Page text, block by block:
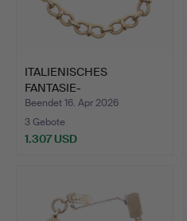
ITALIENISCHES
FANTASIE-
GLIEDERARMBAND AUS …
Beendet 16. Apr 2026
3 Gebote
1.307 USD